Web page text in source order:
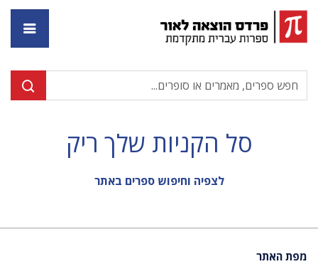
סל הקניות שלך ריק
לצפיה וחיפוש ספרים באתר
מפת האתר